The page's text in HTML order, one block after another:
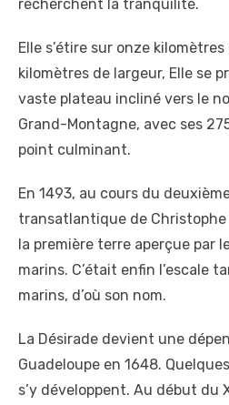
recherchent la tranquilité.
Elle s’étire sur onze
kilomètres de largeur, Elle se
vaste plateau incliné vers le
Grand-Montagne, avec ses
point culminant.
En 1493, au cours du
transatlantique de Christophe
la première terre aperçue par
marins. C’était enfin l’escale
marins, d’où son nom.
La Désirade devient une
Guadeloupe en 1648.
s’y développent. Au début du